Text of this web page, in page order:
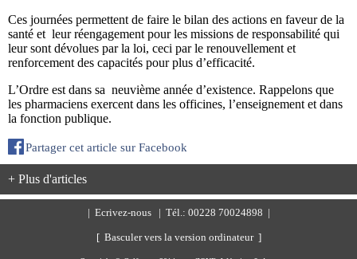
Ces journées permettent de faire le bilan des actions en faveur de la
santé et leur réengagement pour les missions de responsabilité qui
leur sont dévolues par la loi, ceci par le renouvellement et
renforcement des capacités pour plus d’efficacité.
L’Ordre est dans sa neuvième année d’existence. Rappelons que
les pharmaciens exercent dans les officines, l’enseignement et dans
la fonction publique.
Partager cet article sur Facebook
+ Plus d'articles
| Ecrivez-nous | Tél.: 00228 70024898 |
[ Basculer vers la version ordinateur ]